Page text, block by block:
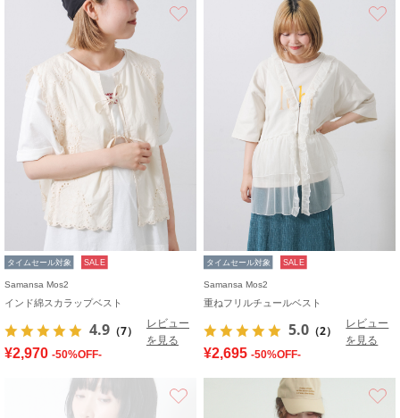
タイムセール対象 SALE
Samansa Mos2
インド綿スカラップベスト
4.9 （7）
レビュー
を見る
¥2,970 -50%OFF-
タイムセール対象 SALE
Samansa Mos2
重ねフリルチュールベスト
5.0 （2）
レビュー
を見る
¥2,695 -50%OFF-